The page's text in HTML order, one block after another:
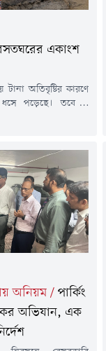
বসতঘরের একাংশ
টানা অতিবৃষ্টির কারণে
পড়েছে। তবে এ
কাপ্তাই উপজেলা
ব্যক্তি
অনিয়ম / পার্কিং
অভিযান, এক